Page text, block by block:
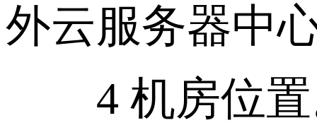
外云服务器中
4 机房位置